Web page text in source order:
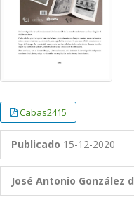
Cabas2415
Publicado 15-12-2020
José Antonio González